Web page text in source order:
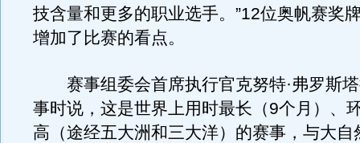
技含量和更多的职业选手。”12位奥帆赛奖
增加了比赛的看点。
赛事组委会首席执行官克努特·弗罗斯塔
事时说，这是世界上用时最长（9个月）、
高（途经五大洲和三大洋）的赛事，与大自